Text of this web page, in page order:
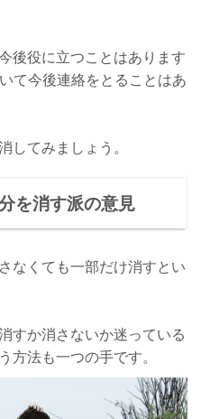
後役に立つことはあります
て今後連絡をとることはあ
してみましょう。
を消す派の意見
なくても一部だけ消すとい
すか消さないか迷っている
方法も一つの手です。